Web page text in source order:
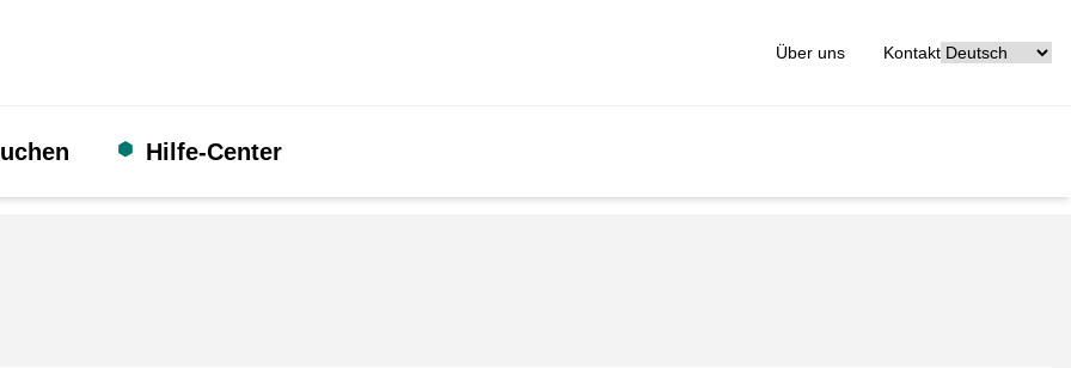
Über uns Kontakt
Hilfe-Center